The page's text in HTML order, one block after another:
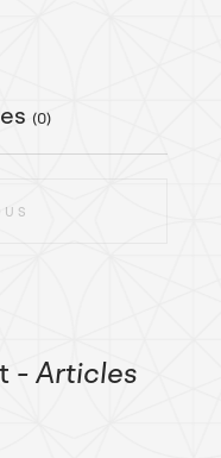
(0)
- Articles